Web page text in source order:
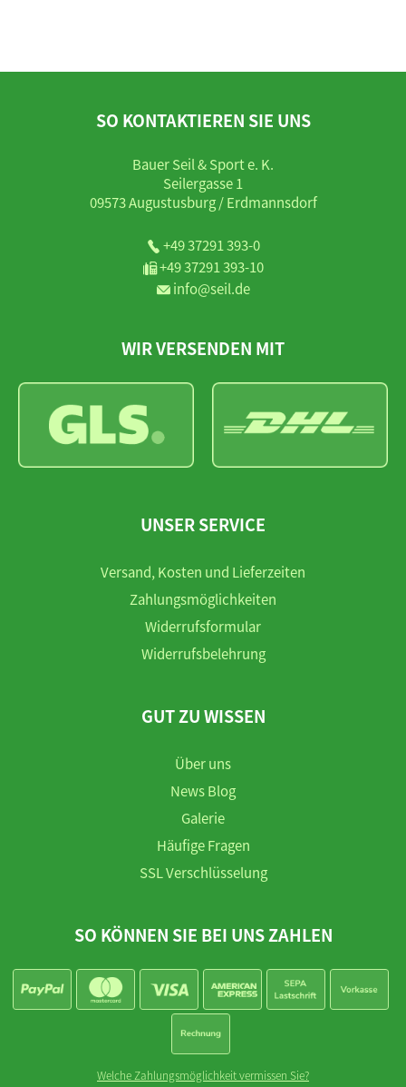
SO KONTAKTIEREN SIE UNS
Bauer Seil & Sport e. K.
Seilergasse 1
09573 Augustusburg / Erdmannsdorf
+49 37291 393-0
+49 37291 393-10
info@seil.de
WIR VERSENDEN MIT
UNSER SERVICE
Versand, Kosten und Lieferzeiten
Zahlungsmöglichkeiten
Widerrufsformular
Widerrufsbelehrung
GUT ZU WISSEN
Über uns
News Blog
Galerie
Häufige Fragen
SSL Verschlüsselung
SO KÖNNEN SIE BEI UNS ZAHLEN
Welche Zahlungsmöglichkeit vermissen Sie?